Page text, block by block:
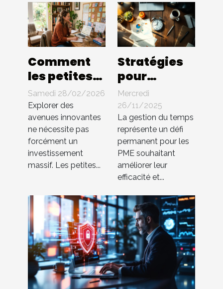
Comment
les petites
entreprises
peuvent-
elles
innover
sans gros
budget ?
Samedi 28/02/2026
Explorer des
avenues innovantes
ne nécessite pas
forcément un
investissement
massif. Les petites...
Stratégies
pour
optimiser la
gestion du
temps au
sein des PME
Mercredi
26/11/2025
La gestion du temps
représente un défi
permanent pour les
PME souhaitant
améliorer leur
efficacité et...